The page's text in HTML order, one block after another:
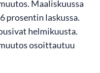
Maaliskuussa
prosentin laskussa.
helmikuusta.
osoittautuu